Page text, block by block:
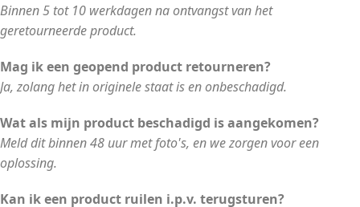
Binnen 5 tot 10 werkdagen na ontvangst van het
geretourneerde product.
Mag ik een geopend product retourneren?
Ja, zolang het in originele staat is en onbeschadigd.
Wat als mijn product beschadigd is aangekomen?
Meld dit binnen 48 uur met foto's, en we zorgen voor een
oplossing.
Kan ik een product ruilen i.p.v. terugsturen?